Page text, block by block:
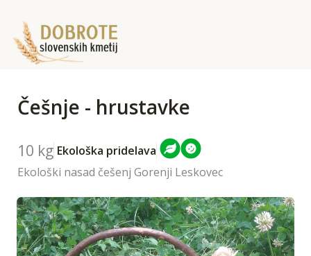
Češnje - hrustavke
10 kg Ekološka pridelava
Ekološki nasad češenj Gorenji Leskovec